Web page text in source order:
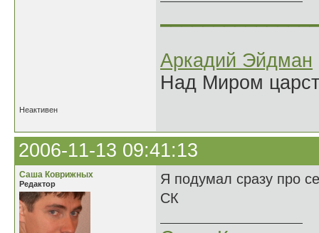
Аркадий Эйдман
Над Миром
Неактивен
2006-11-13 09:41:13
Саша Коврижных
Редактор
Я подумал сразу про
СК